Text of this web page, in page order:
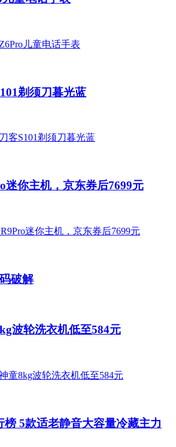
剃须刀暮光蓝
迷你主机，京东券后7699元
破解
波轮洗衣机低至584元
榜 5款适老静音大容量冷藏主力